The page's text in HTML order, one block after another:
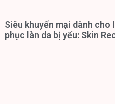
Siêu khuyến mại dành
phục làn da bị yếu: Skin